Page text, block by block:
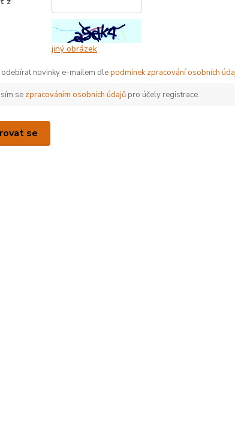
jiný obrázek
odebírat novinky e-mailem dlepodmínek zpracování osobních
se zpracováním osobních údajůpro účely registrace.
se